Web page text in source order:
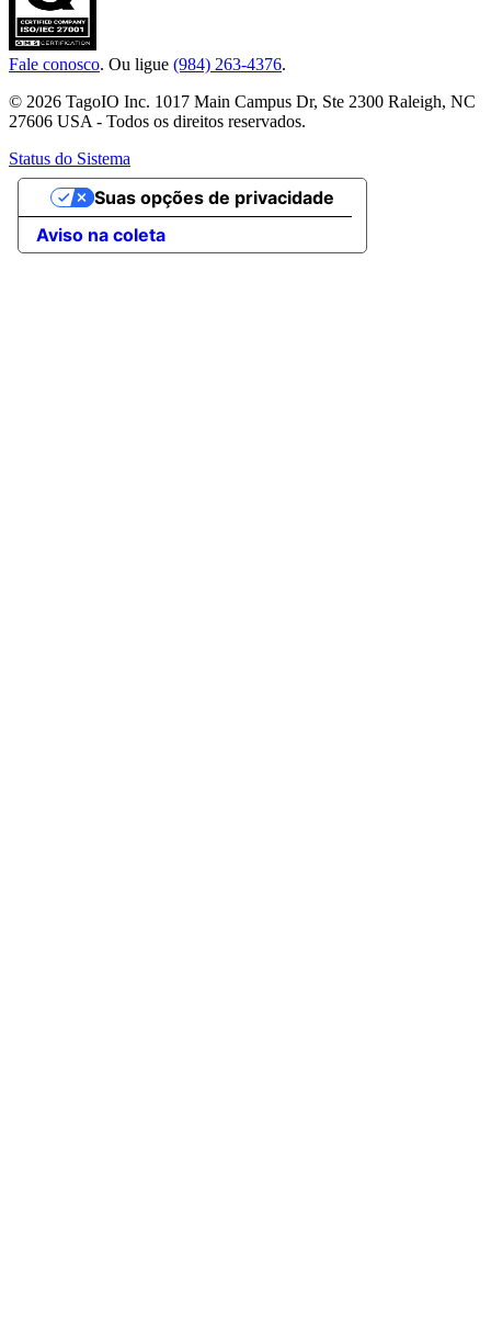
Fale conosco. Ou ligue (984) 263-4376.
© 2026 TagoIO Inc. 1017 Main Campus Dr, Ste 2300 Raleigh, NC
27606 USA - Todos os direitos reservados.
Status do Sistema
Aviso na coleta
Suas opções de privacidade